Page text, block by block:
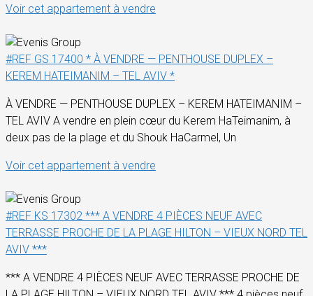
Voir cet appartement à vendre
#REF GS 17400 * À VENDRE — PENTHOUSE DUPLEX –
KEREM HATEIMANIM – TEL AVIV *
À VENDRE — PENTHOUSE DUPLEX – KEREM HATEIMANIM –
TEL AVIV A vendre en plein cœur du Kerem HaTeimanim, à
deux pas de la plage et du Shouk HaCarmel, Un
Voir cet appartement à vendre
#REF KS 17302 *** A VENDRE 4 PIÈCES NEUF AVEC
TERRASSE PROCHE DE LA PLAGE HILTON – VIEUX NORD TEL
AVIV ***
*** A VENDRE 4 PIÈCES NEUF AVEC TERRASSE PROCHE DE